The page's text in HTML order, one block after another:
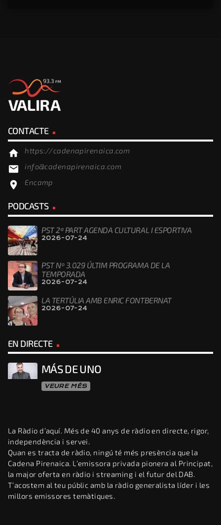
CONTACTE
home https://cadenapirenaica.com
email info@cadenapirenaica.com
location_on Encamp
PODCASTS
PST 2ª PART AGENDA CULTURAL I ESPORTIVA
2026-07-24
PST Nº 3.029 ÚLTIM PROGRAMA DE LA
TEMPORADA
2026-07-24
LA TERTÚLIA AMB ENRIC FONTBERNAT
2026-07-24
EN DIRECTE
MÁS DE UNO
VEURE MÉS
La Ràdio d’aquí. Més de 40 anys de ràdio en directe, rigor,
independència i servei.
Quan es tracta de ràdio, ningú té més presència que la
Cadena Pirenaica. L’emissora privada pionera al Principat,
la major oferta en ràdio i streaming i el futur del DAB.
T’acostem al teu públic amb la ràdio generalista líder i les
millors emissores temàtiques.